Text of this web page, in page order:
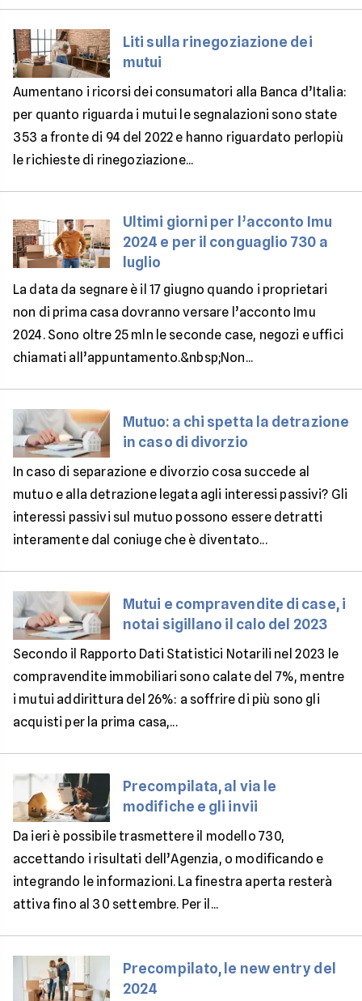
Liti sulla rinegoziazione dei
mutui
Aumentano i ricorsi dei consumatori alla Banca d’Italia:
per quanto riguarda i mutui le segnalazioni sono state
353 a fronte di 94 del 2022 e hanno riguardato perlopiù
le richieste di rinegoziazione...
Ultimi giorni per l’acconto Imu
2024 e per il conguaglio 730 a
luglio
La data da segnare è il 17 giugno quando i proprietari
non di prima casa dovranno versare l’acconto Imu
2024. Sono oltre 25 mln le seconde case, negozi e uffici
chiamati all’appuntamento.&nbsp;Non...
Mutuo: a chi spetta la detrazione
in caso di divorzio
In caso di separazione e divorzio cosa succede al
mutuo e alla detrazione legata agli interessi passivi? Gli
interessi passivi sul mutuo possono essere detratti
interamente dal coniuge che è diventato...
Mutui e compravendite di case, i
notai sigillano il calo del 2023
Secondo il Rapporto Dati Statistici Notarili nel 2023 le
compravendite immobiliari sono calate del 7%, mentre
i mutui addirittura del 26%: a soffrire di più sono gli
acquisti per la prima casa,...
Precompilata, al via le
modifiche e gli invii
Da ieri è possibile trasmettere il modello 730,
accettando i risultati dell’Agenzia, o modificando e
integrando le informazioni. La finestra aperta resterà
attiva fino al 30 settembre. Per il...
Precompilato, le new entry del
2024